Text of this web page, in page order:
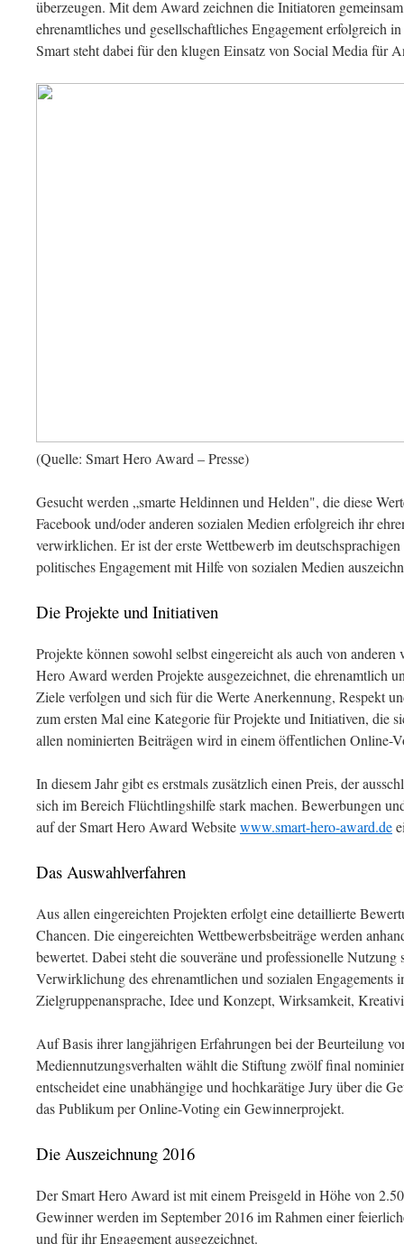
überzeugen. Mit dem Award zeichnen die Initiatoren
ehrenamtliches und gesellschaftliches Engagement erfolgreich
Smart steht dabei für den klugen Einsatz von Social Media für
(Quelle: Smart Hero Award – Presse)
Gesucht werden „smarte Heldinnen und Helden", die diese
Facebook und/oder anderen sozialen Medien erfolgreich ihr
verwirklichen. Er ist der erste Wettbewerb im
politisches Engagement mit Hilfe von sozialen Medien
Die Projekte und Initiativen
Projekte können sowohl selbst eingereicht als auch von
Hero Award werden Projekte ausgezeichnet, die ehrenamtlich
Ziele verfolgen und sich für die Werte Anerkennung, Respekt
zum ersten Mal eine Kategorie für Projekte und Initiativen, die
allen nominierten Beiträgen wird in einem öffentlichen Online-
In diesem Jahr gibt es erstmals zusätzlich einen Preis, der
sich im Bereich Flüchtlingshilfe stark machen. Bewerbungen
auf der Smart Hero Award Websitewww.smart-hero-award.de
Das Auswahlverfahren
Aus allen eingereichten Projekten erfolgt eine detaillierte
Chancen. Die eingereichten Wettbewerbsbeiträge werden
bewertet. Dabei steht die souveräne und professionelle
Verwirklichung des ehrenamtlichen und sozialen
Zielgruppenansprache, Idee und Konzept, Wirksamkeit,
Auf Basis ihrer langjährigen Erfahrungen bei der Beurteilung
Mediennutzungsverhalten wählt die Stiftung zwölf final
entscheidet eine unabhängige und hochkarätige Jury über die
das Publikum per Online-Voting ein Gewinnerprojekt.
Die Auszeichnung 2016
Der Smart Hero Award ist mit einem Preisgeld in Höhe von
Gewinner werden im September 2016 im Rahmen einer
und für ihr Engagement ausgezeichnet.